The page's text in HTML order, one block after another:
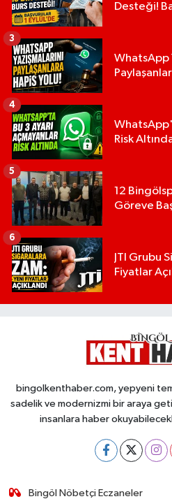
Desteği!
WhatsApp
3
Risk
4
12
Göreve
5
JTI Grubu
Fiyatlar
6
bingolkenthaber.com, yepyeni
sadelik ve modernizmi bir araya
insanlara haber
Bingöl Nöbetçi Eczaneler